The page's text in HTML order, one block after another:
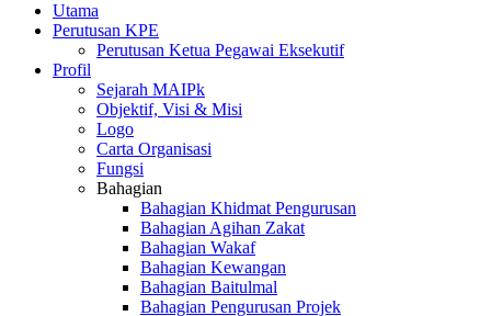
Utama
Perutusan KPE
Perutusan Ketua Pegawai Eksekutif
Profil
Sejarah MAIPk
Objektif, Visi & Misi
Logo
Carta Organisasi
Fungsi
Bahagian
Bahagian Khidmat Pengurusan
Bahagian Agihan Zakat
Bahagian Wakaf
Bahagian Kewangan
Bahagian Baitulmal
Bahagian Pengurusan Projek